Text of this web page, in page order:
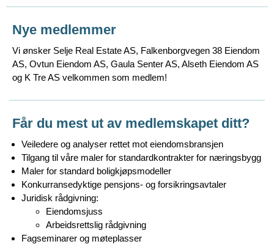
Nye medlemmer
Vi ønsker Selje Real Estate AS, Falkenborgvegen 38 Eiendom
AS, Ovtun Eiendom AS, Gaula Senter AS, Alseth Eiendom AS
og K Tre AS velkommen som medlem!
Får du mest ut av medlemskapet ditt?
Veiledere og analyser rettet mot eiendomsbransjen
Tilgang til våre maler for standardkontrakter for næringsbygg
Maler for standard boligkjøpsmodeller
Konkurransedyktige pensjons- og forsikringsavtaler
Juridisk rådgivning:
Eiendomsjuss
Arbeidsrettslig rådgivning
Fagseminarer og møteplasser